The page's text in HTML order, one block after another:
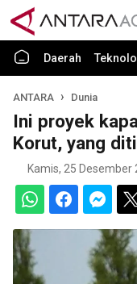
Daerah
ANTARA Dunia
Ini proyek
Korut, yang
Kamis, 25 Desember